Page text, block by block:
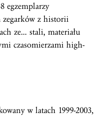
egzemplarzy
zegarków z historii
ze… stali, materiału
czasomierzami high-
w latach 1999-2003,